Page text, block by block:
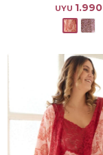
UYU 1.990